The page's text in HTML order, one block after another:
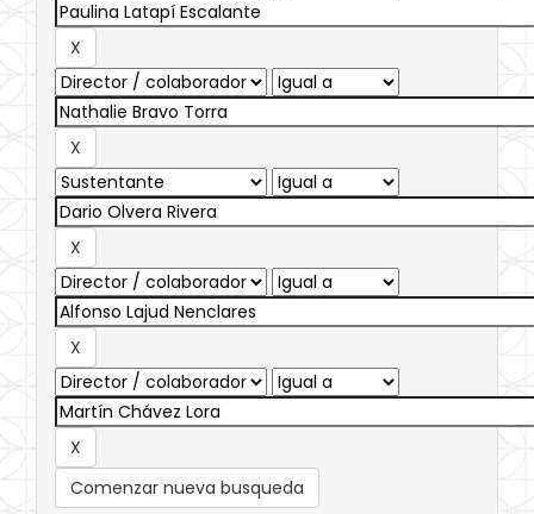
Comenzar nueva busqueda